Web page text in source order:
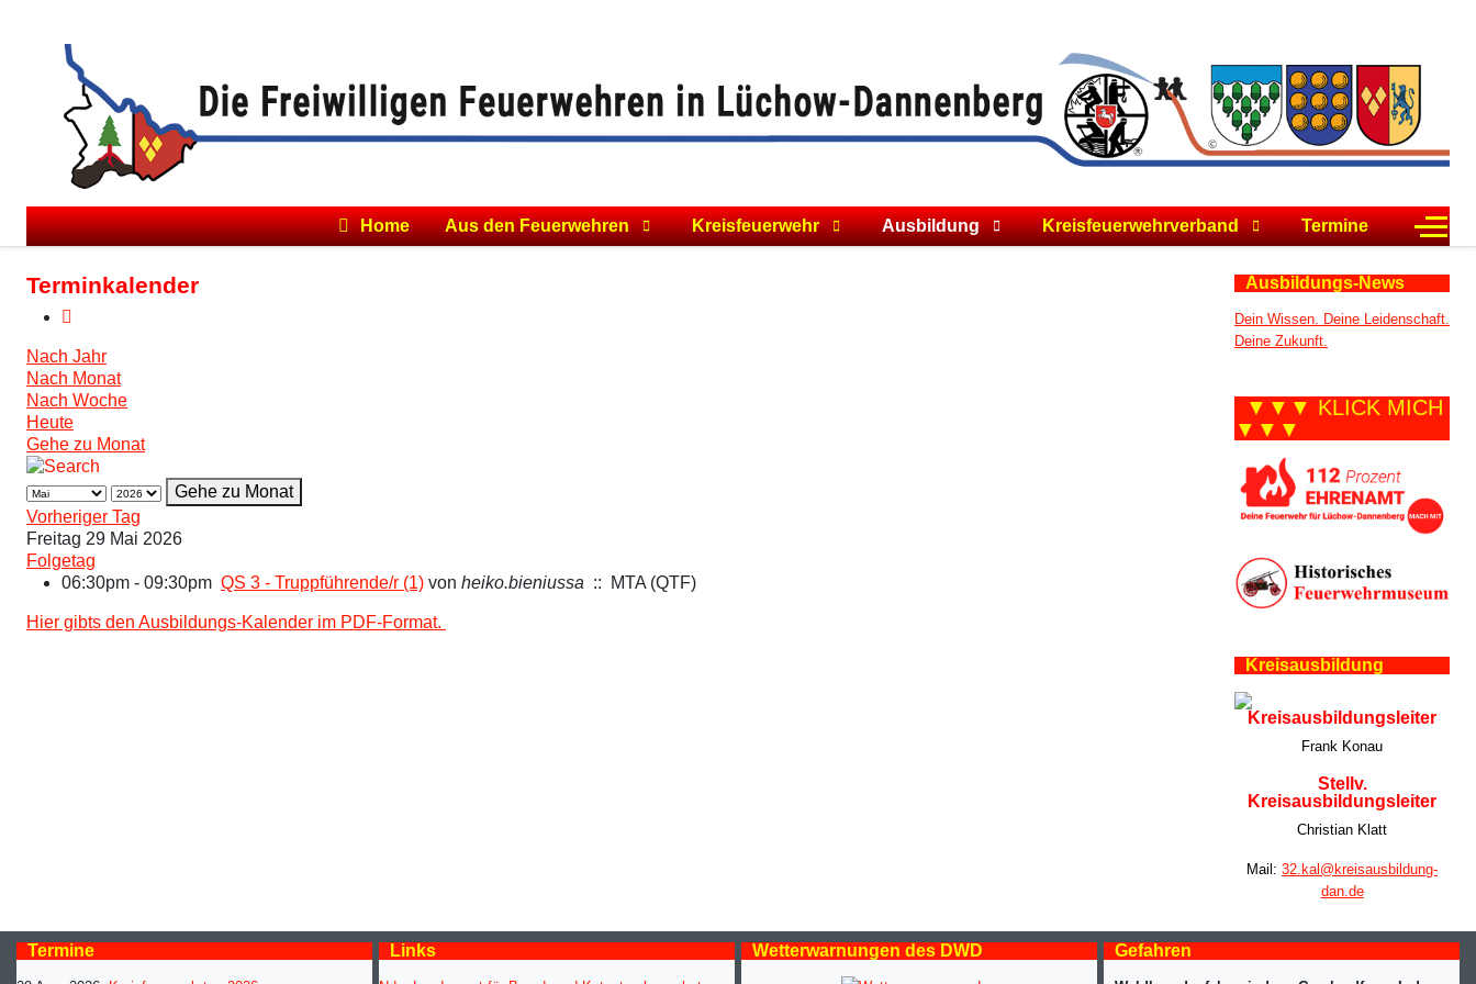
Home Aus den Feuerwehren Kreisfeuerwehr Ausbildung Kreisfeuerwehrverband Termine Off-
Terminkalender
Nach Jahr
Nach Monat
Nach Woche
Heute
Gehe zu Monat
Gehe zu Monat
Vorheriger Tag
Freitag 29 Mai 2026
Folgetag
06:30pm - 09:30pm QS 3 - Truppführende/r (1) von heiko.bieniussa :: MTA (QTF)
Hier gibts den Ausbildungs-Kalender im PDF-Format.
Ausbildungs-News
Dein Wissen. Deine Leidenschaft.
Deine Zukunft.
▼▼▼ KLICK MICH
▼▼▼
Kreisausbildung
Kreisausbildungsleiter
Frank Konau
Stellv.
Kreisausbildungsleiter
Christian Klatt
Mail: 32.kal@kreisausbildung-
dan.de
Termine Links Wetterwarnungen des DWD Gefahren